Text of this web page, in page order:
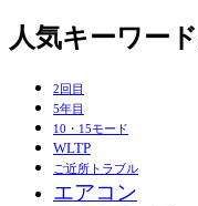
人気キーワード
2回目
5年目
10・15モード
WLTP
ご近所トラブル
エアコン